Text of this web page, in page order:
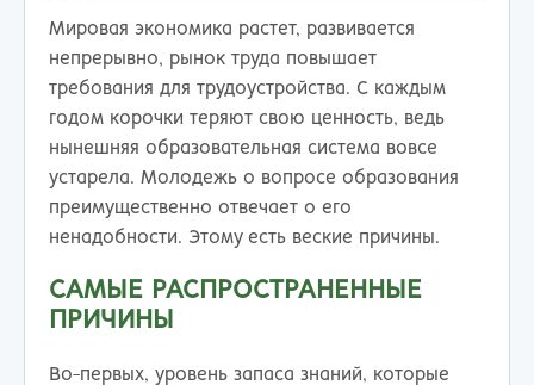
Мировая экономика растет, развивается
непрерывно, рынок труда повышает
требования для трудоустройства. С каждым
годом корочки теряют свою ценность, ведь
нынешняя образовательная система вовсе
устарела. Молодежь о вопросе образования
преимущественно отвечает о его
ненадобности. Этому есть веские причины.
САМЫЕ РАСПРОСТРАНЕННЫЕ
ПРИЧИНЫ
Во-первых, уровень запаса знаний, которые